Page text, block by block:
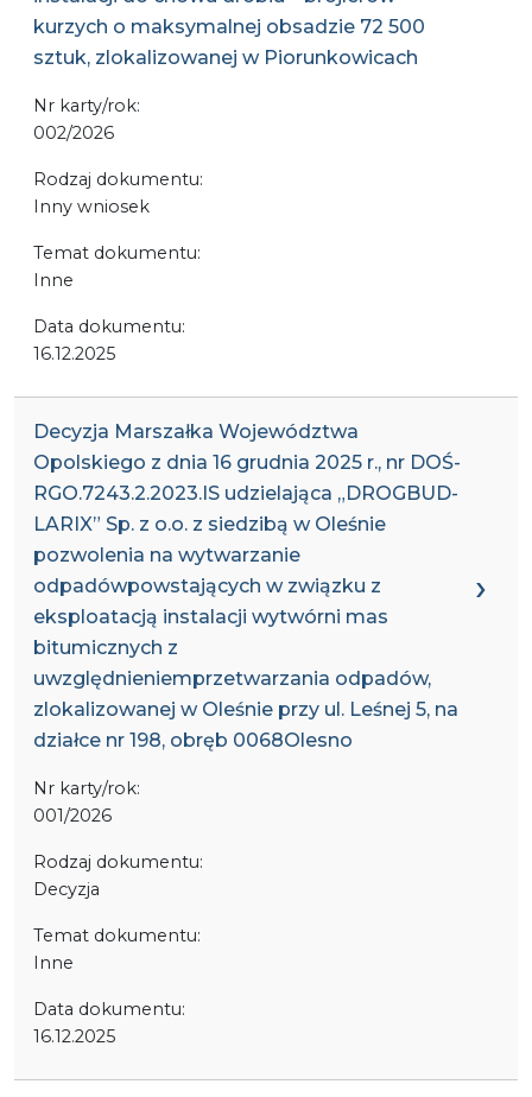
kurzych o maksymalnej obsadzie 72 500
sztuk, zlokalizowanej w Piorunkowicach
Nr karty/rok:
002/2026
Rodzaj dokumentu:
Inny wniosek
Temat dokumentu:
Inne
Data dokumentu:
16.12.2025
Decyzja Marszałka Województwa
Opolskiego z dnia 16 grudnia 2025 r., nr DOŚ-
RGO.7243.2.2023.IS udzielająca „DROGBUD-
LARIX” Sp. z o.o. z siedzibą w Oleśnie
pozwolenia na wytwarzanie
odpadówpowstających w związku z
eksploatacją instalacji wytwórni mas
bitumicznych z
uwzględnieniemprzetwarzania odpadów,
zlokalizowanej w Oleśnie przy ul. Leśnej 5, na
działce nr 198, obręb 0068Olesno
Nr karty/rok:
001/2026
Rodzaj dokumentu:
Decyzja
Temat dokumentu:
Inne
Data dokumentu:
16.12.2025